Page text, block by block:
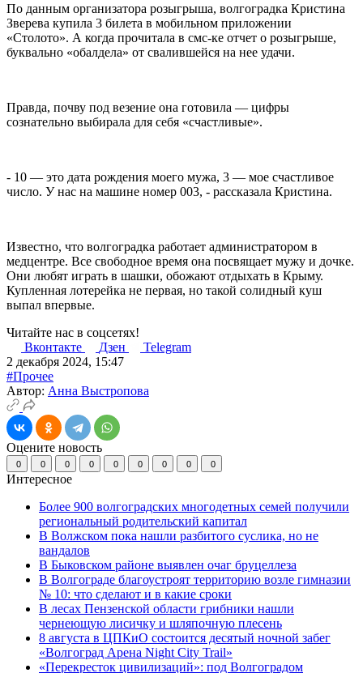
По данным организатора розыгрыша, волгоградка Кристина
Зверева купила 3 билета в мобильном приложении
«Столото». А когда прочитала в смс-ке отчет о розыгрыше,
буквально «обалдела» от свалившейся на нее удачи.
Правда, почву под везение она готовила — цифры
сознательно выбирала для себя «счастливые».
- 10 — это дата рождения моего мужа, 3 — мое счастливое
число. У нас на машине номер 003, - рассказала Кристина.
Известно, что волгоградка работает администратором в
медцентре. Все свободное время она посвящает мужу и дочке.
Они любят играть в шашки, обожают отдыхать в Крыму.
Купленная лотерейка не первая, но такой солидный куш
выпал впервые.
Читайте нас в соцсетях!
Вконтакте
Дзен
Telegram
2 декабря 2024, 15:47
#Прочее
Автор: Анна Выстропова
Оцените новость
0 0 0 0 0 0 0 0 0
Интересное
Более 900 волгоградских многодетных семей получили
региональный родительский капитал
В Волжском пока нашли разбитого суслика, но не
вандалов
В Быковском районе выявлен очаг бруцеллеза
В Волгограде благоустроят территорию возле гимназии
№ 10: что сделают и в какие сроки
В лесах Пензенской области грибники нашли
чернеющую лисичку и шляпочную плесень
8 августа в ЦПКиО состоится десятый ночной забег
«Волгоград Арена Night City Trail»
«Перекресток цивилизаций»: под Волгоградом